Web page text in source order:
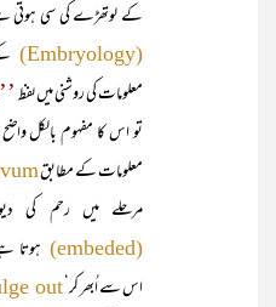
کے لوتھڑے کی سی
(Embryology)
معلومات کی روشنی میں لفظ
تو اس کا مفہوم بالکل
معلومات کے مطابق
مرحلے میں رحم کی
(embeded)
ہوتا
اس سے اُبھر کر‘out